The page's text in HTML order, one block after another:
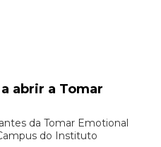
abrir a Tomar
da Tomar Emotional
do Instituto